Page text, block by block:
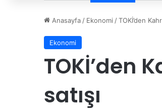
Anasayfa / Ekonomi /TOKİ’den
Ekonomi
TOKİ’den
satışı